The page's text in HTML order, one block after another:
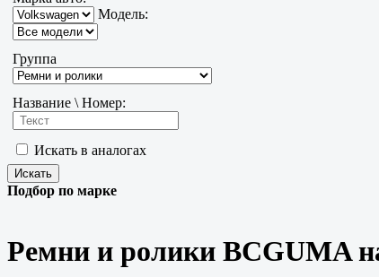
Модель:
Группа
Название \ Номер:
Искать в аналогах
Подбор по марке
Ремни и ролики BCGUMA